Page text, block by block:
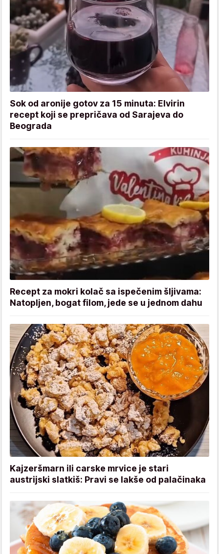
Sok od aronije gotov za 15 minuta: Elvirin
recept koji se prepričava od Sarajeva do
Beograda
Recept za mokri kolač sa ispečenim šljivama:
Natopljen, bogat filom, jede se u jednom dahu
Kajzeršmarn ili carske mrvice je stari
austrijski slatkiš: Pravi se lakše od palačinaka